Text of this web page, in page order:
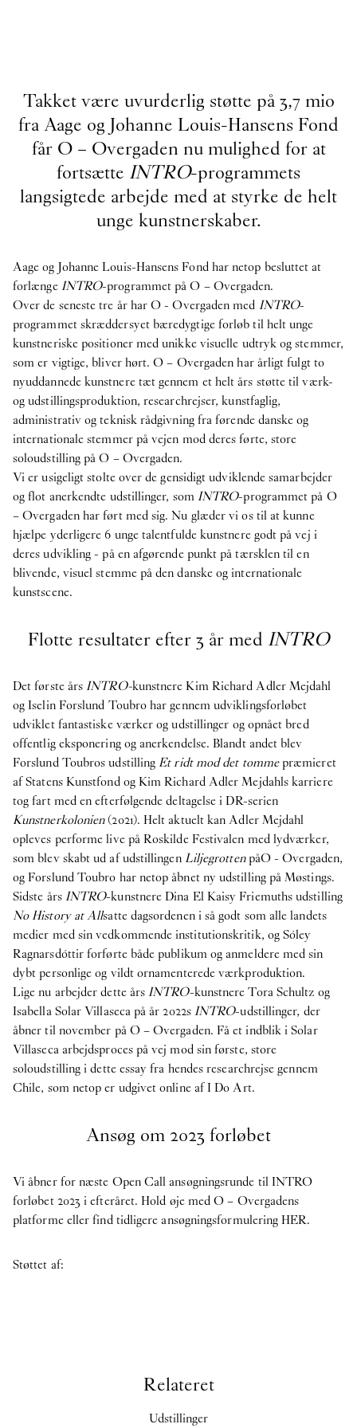
Publikation
18 Jun 2026
Publikation: coyote - Upstairs
Publikation
18 Jun 2026
Publikation: Morten Knudsen -STICKY EYES
NOW
8 Jun 2026
HAY x O – Overgaden ~ 3daysofdesign
Internship
9 Apr 2026
O – Overgaden søger en praktikant til
efterårssemesteret 2026
Stillingsopslag
17 Feb 2026
O – OVERGADEN SØGER KUNSTFAGLIG
ADMINISTRATOR
2025
Internship
8 Oct 2025
publikation
Publikation: Cecilie Norgaard -
Emotionally
Invested
publikation
29 Apr 2025
Publikation: Victor Bengtsson -Horse droppings are
not figs
7 Apr 2025
O – Overgaden søger en praktikant til
efterårssemesteret 2025
2024
Internship
24 Oct 2024
O – Overgaden søger to praktikanter til
forårssemestret 2025
Se mere
Takket være uvurderlig støtte på 3,7 mio
fra Aage og Johanne Louis-Hansens Fond
får O – Overgaden nu mulighed for at
fortsætte INTRO-programmets
langsigtede arbejde med at styrke de helt
unge kunstnerskaber.
Aage og Johanne Louis-Hansens Fond har netop besluttet at
forlængeINTRO-programmet på O – Overgaden.
Over de seneste tre år har O - Overgaden med INTRO-
programmet skræddersyet bæredygtige forløb til helt unge
kunstneriske positioner med unikke visuelle udtryk og stemmer,
som er vigtige, bliver hørt. O – Overgaden har årligt fulgt to
nyuddannede kunstnere tæt gennem et helt års støtte til værk-
og udstillingsproduktion, researchrejser, kunstfaglig,
administrativ og teknisk rådgivning fra førende danske og
internationale stemmer på vejen mod deres førte, store
soloudstilling på O – Overgaden.
Vi er usigeligt stolte over de gensidigt udviklende samarbejder
og flot anerkendte udstillinger, somINTRO-programmet på O
– Overgaden har ført med sig. Nu glæder vi os til at kunne
hjælpe yderligere 6 unge talentfulde kunstnere godt på vej i
deres udvikling - på en afgørende punkt på tærsklen til en
blivende, visuel stemme på den danske og internationale
kunstscene.
Flotte resultater efter 3 år med INTRO
Det første årsINTRO-kunstnere Kim Richard Adler Mejdahl
og Iselin Forslund Toubro har gennem udviklingsforløbet
udviklet fantastiske værker og udstillinger og opnået bred
offentlig eksponering og anerkendelse. Blandt andet blev
Forslund Toubros udstillingEt ridt mod det tommepræmieret
af Statens Kunstfond og Kim Richard Adler Mejdahls karriere
tog fart med en efterfølgende deltagelse i DR-serien
Kunstnerkolonien(2021).Helt aktuelt kan Adler Mejdahl
opleves performe live på Roskilde Festivalen med lydværker,
som blev skabt ud af udstillingenLiljegrottenpåO - Overgaden,
ogForslund Toubro har netop åbnet ny udstilling på Møstings.
Sidste årsINTRO-kunstnereDina El Kaisy Friemuths udstilling
No History at Allsatte dagsordenen i så godt som alle landets
medier med sin vedkommende institutionskritik, og Sóley
Ragnarsdóttir forførte både publikum og anmeldere med sin
dybt personlige og vildt ornamenterede værkproduktion.
Lige nu arbejder dette årsINTRO-kunstnereTora Schultz og
Isabella Solar Villasecapå år 2022sINTRO-udstillinger, der
åbner til november på O – Overgaden. Få et indblik i Solar
Villaseca arbejdsproces på vej mod sin første, store
soloudstilling i dette essay fra hendes researchrejse gennem
Chile, som netop er udgivet online af I Do Art.
Ansøg om 2023 forløbet
Vi åbner for næste Open Call ansøgningsrunde til INTRO
forløbet 2023 i efteråret. Hold øje med O – Overgadens
platforme ellerfind tidligere ansøgningsformulering HER.
Støttet af:
Relateret
Udstillinger
IN PROTEST
First name Last name